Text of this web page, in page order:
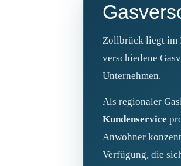
Zollbrück liegt im
verschiedene
Unternehmen.
Als regionaler
Kundenservice
Anwohner
Verfügung, die